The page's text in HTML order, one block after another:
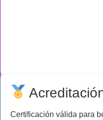
Certificación válida para